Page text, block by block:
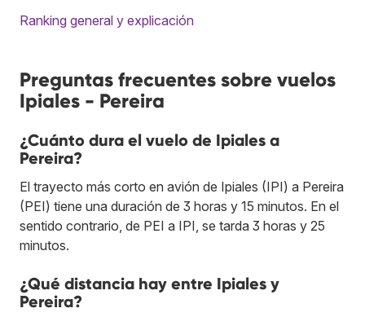
Ranking general y explicación
Preguntas frecuentes sobre vuelos
Ipiales - Pereira
¿Cuánto dura el vuelo de Ipiales a
Pereira?
El trayecto más corto en avión de Ipiales (IPI) a Pereira
(PEI) tiene una duración de 3 horas y 15 minutos. En el
sentido contrario, de PEI a IPI, se tarda 3 horas y 25
minutos.
¿Qué distancia hay entre Ipiales y
Pereira?